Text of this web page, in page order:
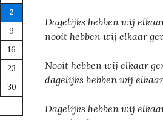
Dagelijks hebben wij
nooit hebben wij elkaar
Nooit hebben wij elkaar
dagelijks hebben wij
Dagelijks hebben wij
2
9
16
23
30